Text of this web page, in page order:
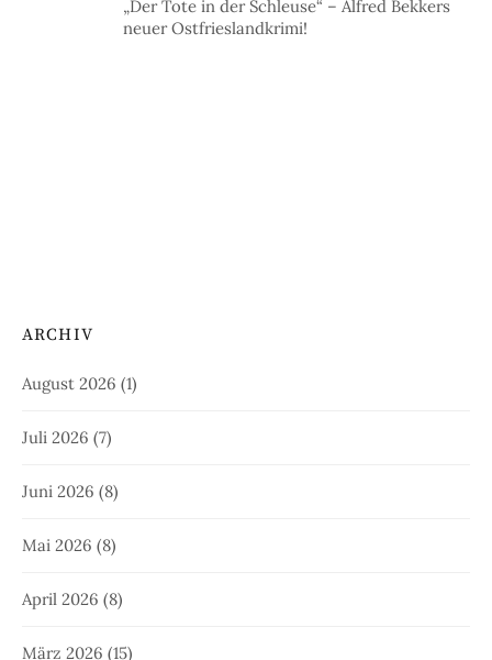
„Der Tote in der Schleuse“ – Alfred Bekkers
neuer Ostfrieslandkrimi!
ARCHIV
August 2026 (1)
Juli 2026 (7)
Juni 2026 (8)
Mai 2026 (8)
April 2026 (8)
März 2026 (15)